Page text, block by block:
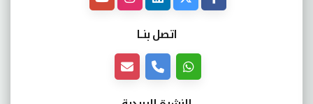
اتصل بنــا